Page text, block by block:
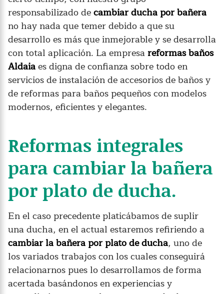
responsabilizado decambiar ducha por bañera
no hay nada que temer debido a que su
desarrollo es más que inmejorable y se desarrolla
con total aplicación. La empresareformas baños
Aldaiaes digna de confianza sobre todo en
servicios de instalación de accesorios de baños y
de reformas para baños pequeños con modelos
modernos, eficientes y elegantes.
Reformas integrales
para cambiar la bañera
por plato de ducha.
En el caso precedente platicábamos de suplir
una ducha, en el actual estaremos refiriendo a
cambiar la bañera por plato de ducha, uno de
los variados trabajos con los cuales conseguirá
relacionarnos pues lo desarrollamos de forma
acertada basándonos en experiencias y